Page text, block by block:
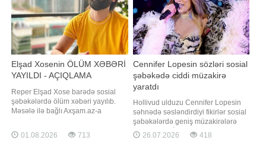
Elşad Xosenin ÖLÜM XƏBƏRİ
YAYILDI - AÇIQLAMA
Reper Elşad Xose barədə sosial
şəbəkələrdə ölüm xəbəri yayılıb.
Məsələ ilə bağlı Axşam.az-a
məlumatın həqiqəti əks
etdirmədiyini bildirib. "Elşadın
01.08.2026 713
Cennifer Lopesin sözləri sosial
şəbəkədə ciddi müzakirə
yaratdı
Hollivud ulduzu Cennifer Lopesin
səhnədə səsləndirdiyi fikirlər sosial
şəbəkələrdə geniş müzakirələrə
səbəb olub. İzləyicilər ifaçının
münasibətlər və həqiqi dəyərlərlə
26.07.2026 418